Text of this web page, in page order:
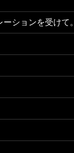
ションを受けて。